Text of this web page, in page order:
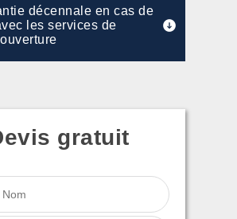
décennale en cas de
les services de
gratuit